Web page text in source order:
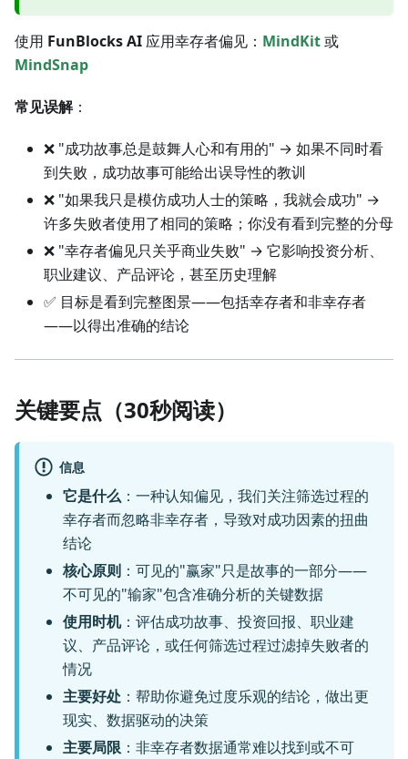
使用 FunBlocks AI 应用幸存者偏见： MindKit或
MindSnap
常见误解：
❌ "成功故事总是鼓舞人心和有用的" → 如果不同时看
到失败，成功故事可能给出误导性的教训
❌ "如果我只是模仿成功人士的策略，我就会成功" →
许多失败者使用了相同的策略；你没有看到完整的分母
❌ "幸存者偏见只关乎商业失败" → 它影响投资分析、
职业建议、产品评论，甚至历史理解
✅ 目标是看到完整图景——包括幸存者和非幸存者
——以得出准确的结论
关键要点（30秒阅读）
信息
它是什么 ：一种认知偏见，我们关注筛选过程的
幸存者而忽略非幸存者，导致对成功因素的扭曲
结论
核心原则 ：可见的"赢家"只是故事的一部分——
不可见的"输家"包含准确分析的关键数据
使用时机：评估成功故事、投资回报、职业建
议、产品评论，或任何筛选过程过滤掉失败者的
情况
主要好处 ：帮助你避免过度乐观的结论，做出更
现实、数据驱动的决策
主要局限 ：非幸存者数据通常难以找到或不可